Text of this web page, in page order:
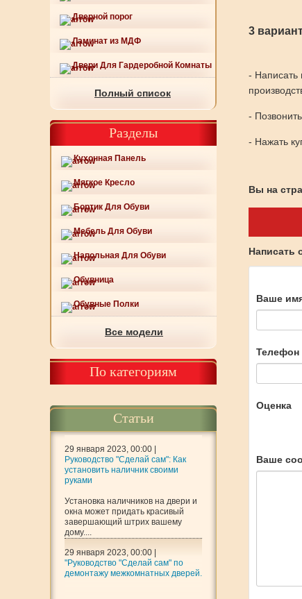
Дверной порог
Ламинат из МДФ
Двери Для Гардеробной Комнаты
Полный список
Разделы
Кухонная Панель
Мягкое Кресло
Бортик Для Обуви
Мебель Для Обуви
Напольная Для Обуви
Обувница
Обувные Полки
Все модели
По категориям
Статьи
29 января 2023, 00:00 |
Руководство "Сделай сам": Как
установить наличник своими
руками
Установка наличников на двери и
окна может придать красивый
завершающий штрих вашему
дому....
29 января 2023, 00:00 |
"Руководство "Сделай сам" по
демонтажу межкомнатных дверей.
3
- Написать
-
- Нажать
Вы на
Написать
Ваше
Телефон
Оценка
Ваше